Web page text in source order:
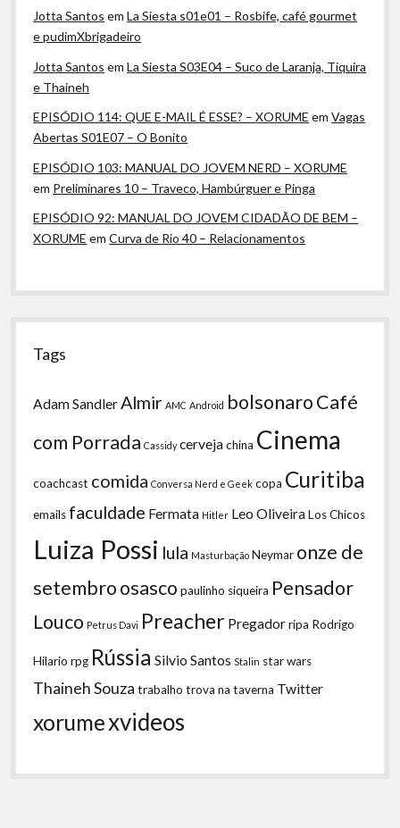
Jotta Santos emLa Siesta s01e01 – Rosbife, café gourmet
e pudimXbrigadeiro
Jotta Santos emLa Siesta S03E04 – Suco de Laranja, Tiquira
e Thaineh
EPISÓDIO 114: QUE E-MAIL É ESSE? – XORUME emVagas
Abertas S01E07 – O Bonito
EPISÓDIO 103: MANUAL DO JOVEM NERD – XORUME
em Preliminares 10 – Traveco, Hambúrguer e Pinga
EPISÓDIO 92: MANUAL DO JOVEM CIDADÃO DE BEM –
XORUME emCurva de Rio 40 – Relacionamentos
Tags
Adam Sandler Almir AMC Android bolsonaroCafé
com Porrada Cassidy cervejachina Cinema
coachcast comida Conversa Nerd e Geek copa Curitiba
emails faculdade Fermata Hitler Leo OliveiraLos Chicos
Luiza Possi lula Masturbação Neymar onze de
setembroosasco paulinho siqueira Pensador
Louco Petrus Davi Preacher Pregadorripa Rodrigo
Hilario rpg Rússia Silvio Santos Stalin star wars
Thaineh Souza trabalho trova na taverna Twitter
xorumexvideos